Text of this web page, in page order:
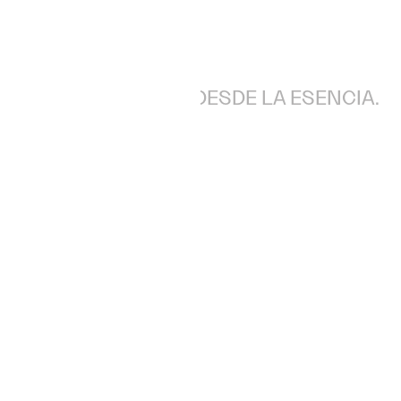
IDENTIDAD VISUAL DESDE LA ESENCIA.